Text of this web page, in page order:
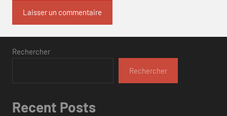
Rechercher
Rechercher
Recent Posts